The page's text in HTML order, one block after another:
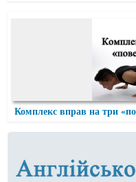
Комплекс вправ на три